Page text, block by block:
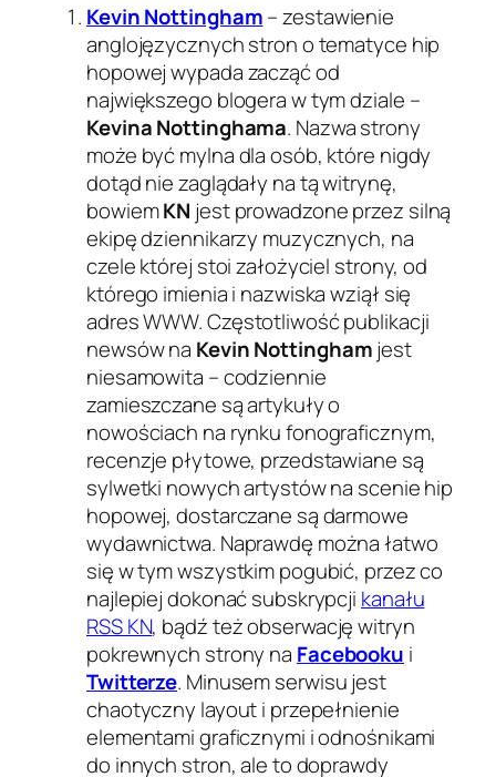
Kevin Nottingham– zestawienie
anglojęzycznych stron o tematyce hip
hopowej wypada zacząć od
największego blogera w tym dziale –
Kevina Nottinghama. Nazwa strony
może być mylna dla osób, które nigdy
dotąd nie zaglądały na tą witrynę,
bowiemKN jest prowadzone przez silną
ekipę dziennikarzy muzycznych, na
czele której stoi założyciel strony, od
którego imienia i nazwiska wziął się
adres WWW. Częstotliwość publikacji
newsów na Kevin Nottinghamjest
niesamowita – codziennie
zamieszczane są artykuły o
nowościach na rynku fonograficznym,
recenzje płytowe, przedstawiane są
sylwetki nowych artystów na scenie hip
hopowej, dostarczane są darmowe
wydawnictwa. Naprawdę można łatwo
się w tym wszystkim pogubić, przez co
najlepiej dokonać subskrypcji kanału
RSS KN, bądź też obserwację witryn
pokrewnych strony na Facebooku i
Twitterze. Minusem serwisu jest
chaotyczny layout i przepełnienie
elementami graficznymi i odnośnikami
do innych stron, ale to doprawdy